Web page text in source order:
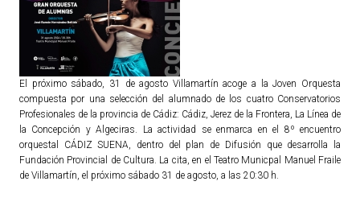
El próximo sábado, 31 de agosto Villamartín acoge a la Joven Orquesta
compuesta por una selección del alumnado de los cuatro Conservatorios
Profesionales de la provincia de Cádiz: Cádiz, Jerez de la Frontera, La Línea de
la Concepción y Algeciras. La actividad se enmarca en el 8º encuentro
orquestal CÁDIZ SUENA, dentro del plan de Difusión que desarrolla la
Fundación Provincial de Cultura. La cita, en el Teatro Municpal Manuel Fraile
de Villamartín, el próximo sábado 31 de agosto, a las 20:30 h.